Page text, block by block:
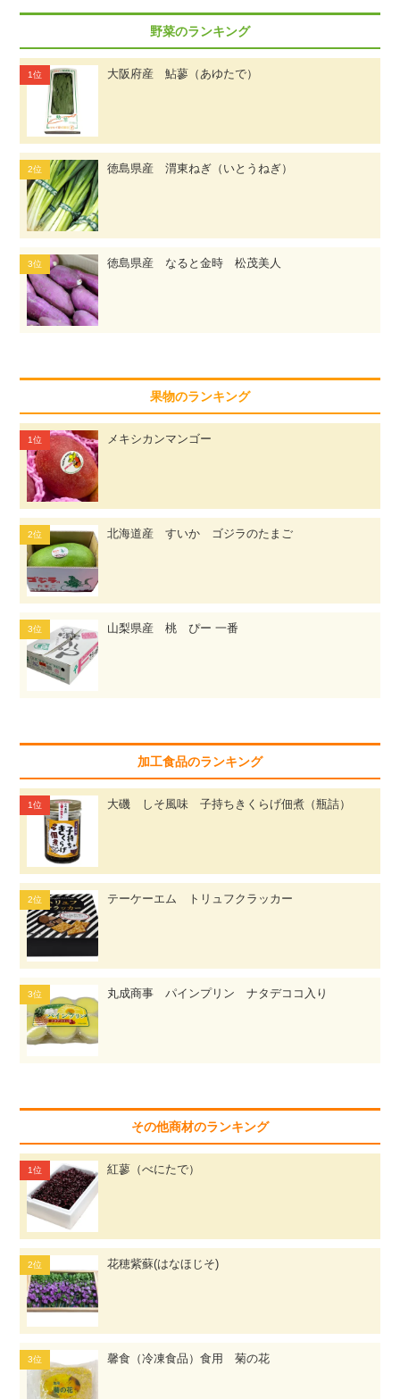
野菜のランキング
大阪府産 鮎蓼（あゆたで）
徳島県産 渭東ねぎ（いとうねぎ）
徳島県産 なると金時 松茂美人
果物のランキング
メキシカンマンゴー
北海道産 すいか ゴジラのたまご
山梨県産 桃 ぴー 一番
加工食品のランキング
大磯 しそ風味 子持ちきくらげ佃煮（瓶詰）
テーケーエム トリュフクラッカー
丸成商事 パインプリン ナタデココ入り
その他商材のランキング
紅蓼（べにたで）
花穂紫蘇(はなほじそ)
馨食（冷凍食品）食用 菊の花